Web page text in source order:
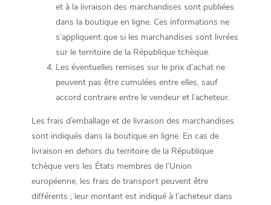
et à la livraison des marchandises sont publiées
dans la boutique en ligne. Ces informations ne
s’appliquent que si les marchandises sont livrées
sur le territoire de la République tchèque.
Les éventuelles remises sur le prix d’achat ne
peuvent pas être cumulées entre elles, sauf
accord contraire entre le vendeur et l’acheteur.
Les frais d’emballage et de livraison des marchandises
sont indiqués dans la boutique en ligne. En cas de
livraison en dehors du territoire de la République
tchèque vers les États membres de l’Union
européenne, les frais de transport peuvent être
différents ; leur montant est indiqué à l’acheteur dans